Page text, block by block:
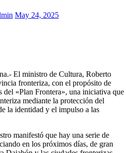
May 24, 2025
El ministro de Cultura, Roberto
fronteriza, con el propósito de
del «Plan Frontera», una iniciativa que
mediante la protección del
la identidad y el impulso a las
manifestó que hay una serie de
en los próximos días, de gran